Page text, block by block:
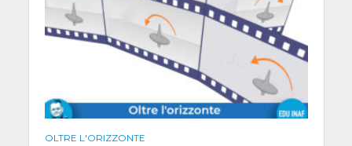
OLTRE L'ORIZZONTE